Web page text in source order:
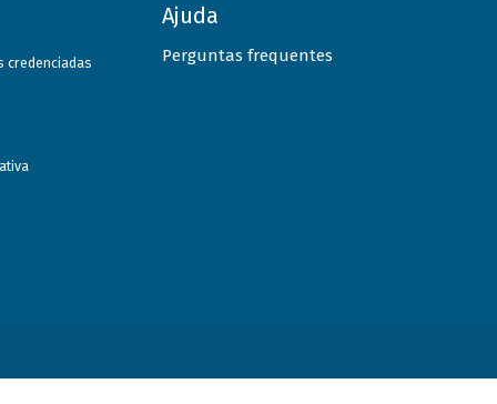
credenciadas
Ajuda
Perguntas frequentes